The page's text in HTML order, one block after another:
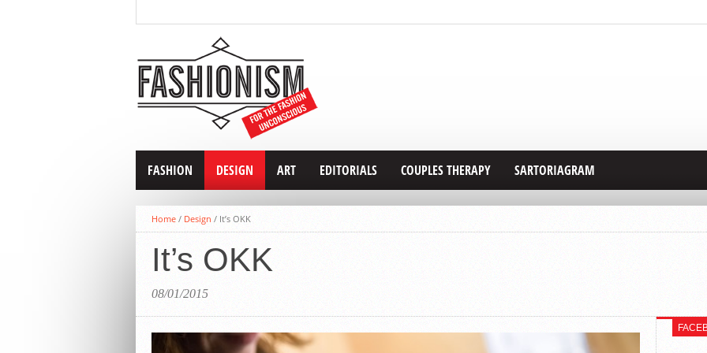
FASHION DESIGN ART EDITORIALS COUPLES THERAPY SARTORIAGRAM
Home / Design / It’s OKK
It’s OKK
08/01/2015